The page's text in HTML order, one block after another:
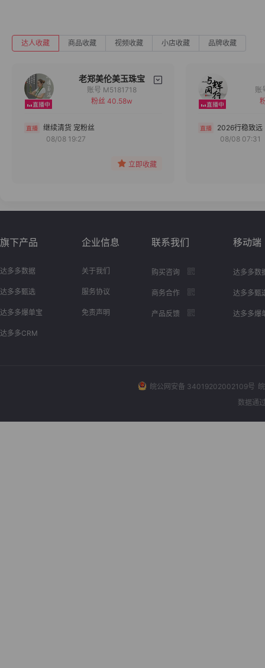
达人收藏 商品收藏 视频收藏 小店收藏 品牌收藏
老郑美伦美玉珠宝
备注
账号 M5181718
粉丝 40.58w
继续清货 宠粉丝
08/08 19:27
立即收藏
2026行稳致远
08/08 07:31
旗下产品
达多多数据
达多多甄选
达多多爆单宝
达多多CRM
企业信息
关于我们
服务协议
免责声明
联系我们
购买咨询
商务合作
产品反馈
移动端
达多多数
达多多甄
达多多爆
皖公网安备 34019202002109号
数据通